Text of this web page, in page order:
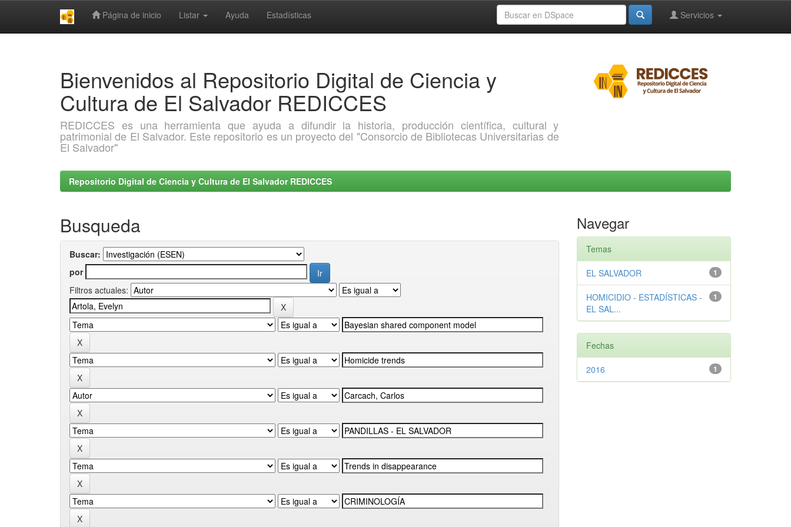
Página de inicio Listar Ayuda Estadísticas Servicios
Bienvenidos al Repositorio Digital de Ciencia y
Cultura de El Salvador REDICCES
REDICCES es una herramienta que ayuda a difundir la historia, producción científica, cultural y
patrimonial de El Salvador. Este repositorio es un proyecto del "Consorcio de Bibliotecas Universitarias de
El Salvador"
Repositorio Digital de Ciencia y Cultura de El Salvador REDICCES
Busqueda
Buscar:
por
Filtros actuales:
Navegar
Temas
1
EL SALVADOR
1
HOMICIDIO - ESTADÍSTICAS -
EL SAL...
Fechas
1
2016